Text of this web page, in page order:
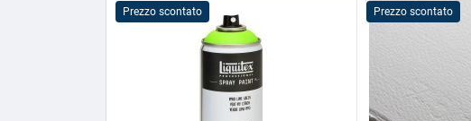
Prezzo scontato Prezzo scontato